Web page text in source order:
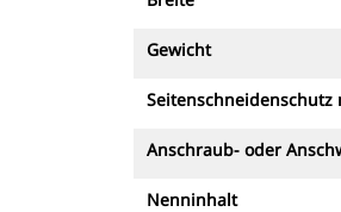
Gewicht
Seitenschneidenschutz
Anschraub- oder
Nenninhalt